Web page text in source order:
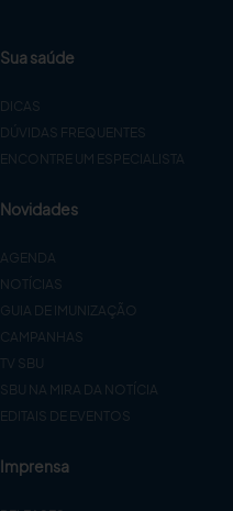
Sua saúde
DICAS
DÚVIDAS FREQUENTES
ENCONTRE UM ESPECIALISTA
Novidades
AGENDA
NOTÍCIAS
GUIA DE IMUNIZAÇÃO
CAMPANHAS
TV SBU
SBU NA MIRA DA NOTÍCIA
EDITAIS DE EVENTOS
Imprensa